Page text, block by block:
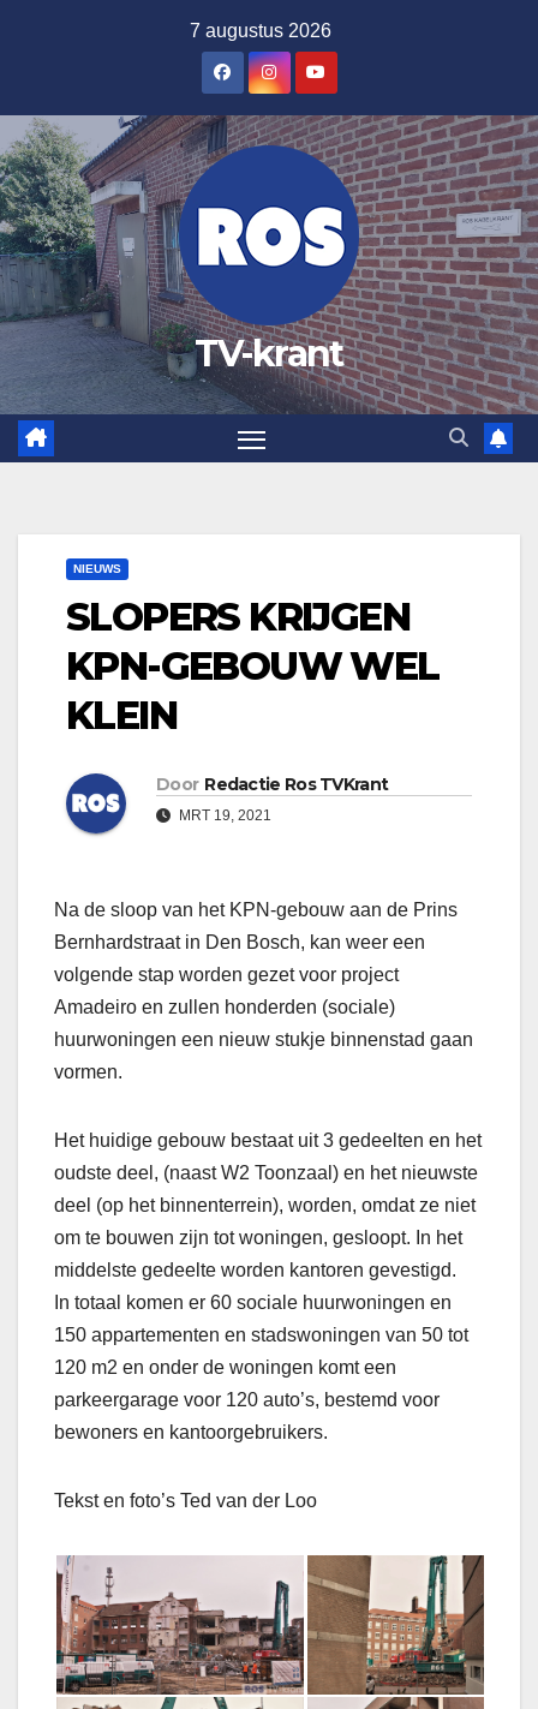
inhoud
7 augustus 2026
TV-krant
NIEUWS
SLOPERS KRIJGEN
KPN-GEBOUW WEL
KLEIN
Door Redactie Ros TVKrant
MRT 19, 2021
Na de sloop van het KPN-gebouw aan de Prins
Bernhardstraat in Den Bosch, kan weer een
volgende stap worden gezet voor project
Amadeiro en zullen honderden (sociale)
huurwoningen een nieuw stukje binnenstad gaan
vormen.
Het huidige gebouw bestaat uit 3 gedeelten en het
oudste deel, (naast W2 Toonzaal) en het nieuwste
deel (op het binnenterrein), worden, omdat ze niet
om te bouwen zijn tot woningen, gesloopt. In het
middelste gedeelte worden kantoren gevestigd.
In totaal komen er 60 sociale huurwoningen en
150 appartementen en stadswoningen van 50 tot
120 m2 en onder de woningen komt een
parkeergarage voor 120 auto’s, bestemd voor
bewoners en kantoorgebruikers.
Tekst en foto’s Ted van der Loo